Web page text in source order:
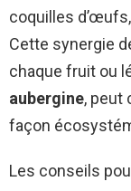
coquilles
Cette synergie
chaque fruit ou
aubergine, peut
façon
Les conseils